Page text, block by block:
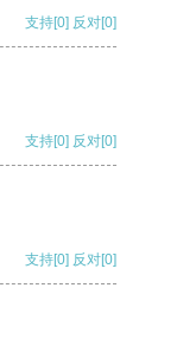
支持[0] 反对[0]
支持[0] 反对[0]
支持[0] 反对[0]